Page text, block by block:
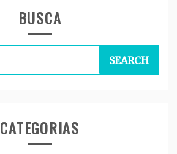
BUSCA
CATEGORIAS